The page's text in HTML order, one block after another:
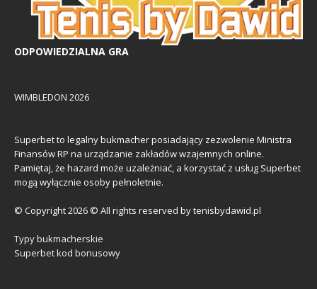
ODPOWIEDZIALNA GRA
WIMBLEDON 2026
Superbet to legalny bukmacher posiadający zezwolenie Ministra
Finansów RP na urządzanie zakładów wzajemnych online.
Pamiętaj, że hazard może uzależniać, a korzystać z usług Superbet
mogą wyłącznie osoby pełnoletnie.
© Copyright 2026 © All rights reserved by tenisbydawid.pl
Typy bukmacherskie
Superbet kod bonusowy